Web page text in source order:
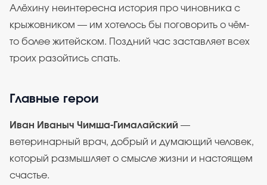
Алёхину неинтересна история про чиновника с
крыжовником — им хотелось бы поговорить о чём-
то более житейском. Поздний час заставляет всех
троих разойтись спать.
Главные герои
Иван Иваныч Чимша-Гималайский —
ветеринарный врач, добрый и думающий человек,
который размышляет о смысле жизни и настоящем
счастье.